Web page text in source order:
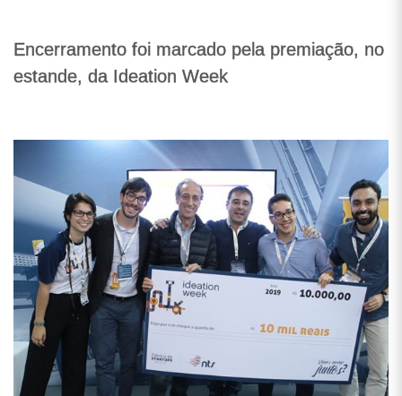
Encerramento foi marcado pela premiação, no
estande, da Ideation Week